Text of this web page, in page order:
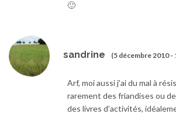
🙂
sandrine (5 décembre 2010 -
Arf, moi aussi j’ai du mal à
rarement des friandises ou
des livres d’activités,